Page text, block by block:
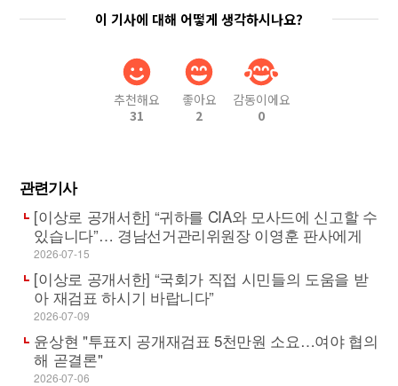
이 기사에 대해 어떻게 생각하시나요?
추천해요
31
좋아요
2
감동이에요
0
관련기사
[이상로 공개서한] “귀하를 CIA와 모사드에 신고할 수
있습니다”… 경남선거관리위원장 이영훈 판사에게
2026-07-15
[이상로 공개서한] “국회가 직접 시민들의 도움을 받
아 재검표 하시기 바랍니다”
2026-07-09
윤상현 "투표지 공개재검표 5천만원 소요…여야 협의
해 곧결론"
2026-07-06